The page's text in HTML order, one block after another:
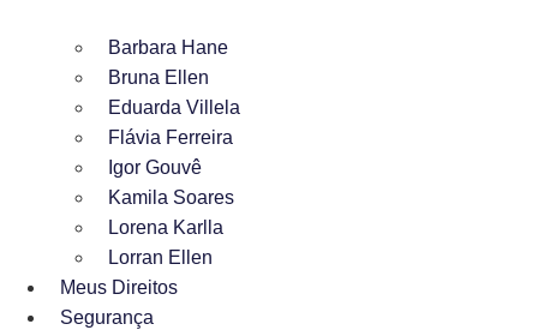
Barbara Hane
Bruna Ellen
Eduarda Villela
Flávia Ferreira
Igor Gouvê
Kamila Soares
Lorena Karlla
Lorran Ellen
Meus Direitos
Segurança